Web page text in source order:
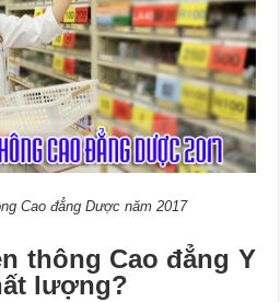
Cao đẳng Dược năm 2017
thông Cao đẳng Y
lượng?